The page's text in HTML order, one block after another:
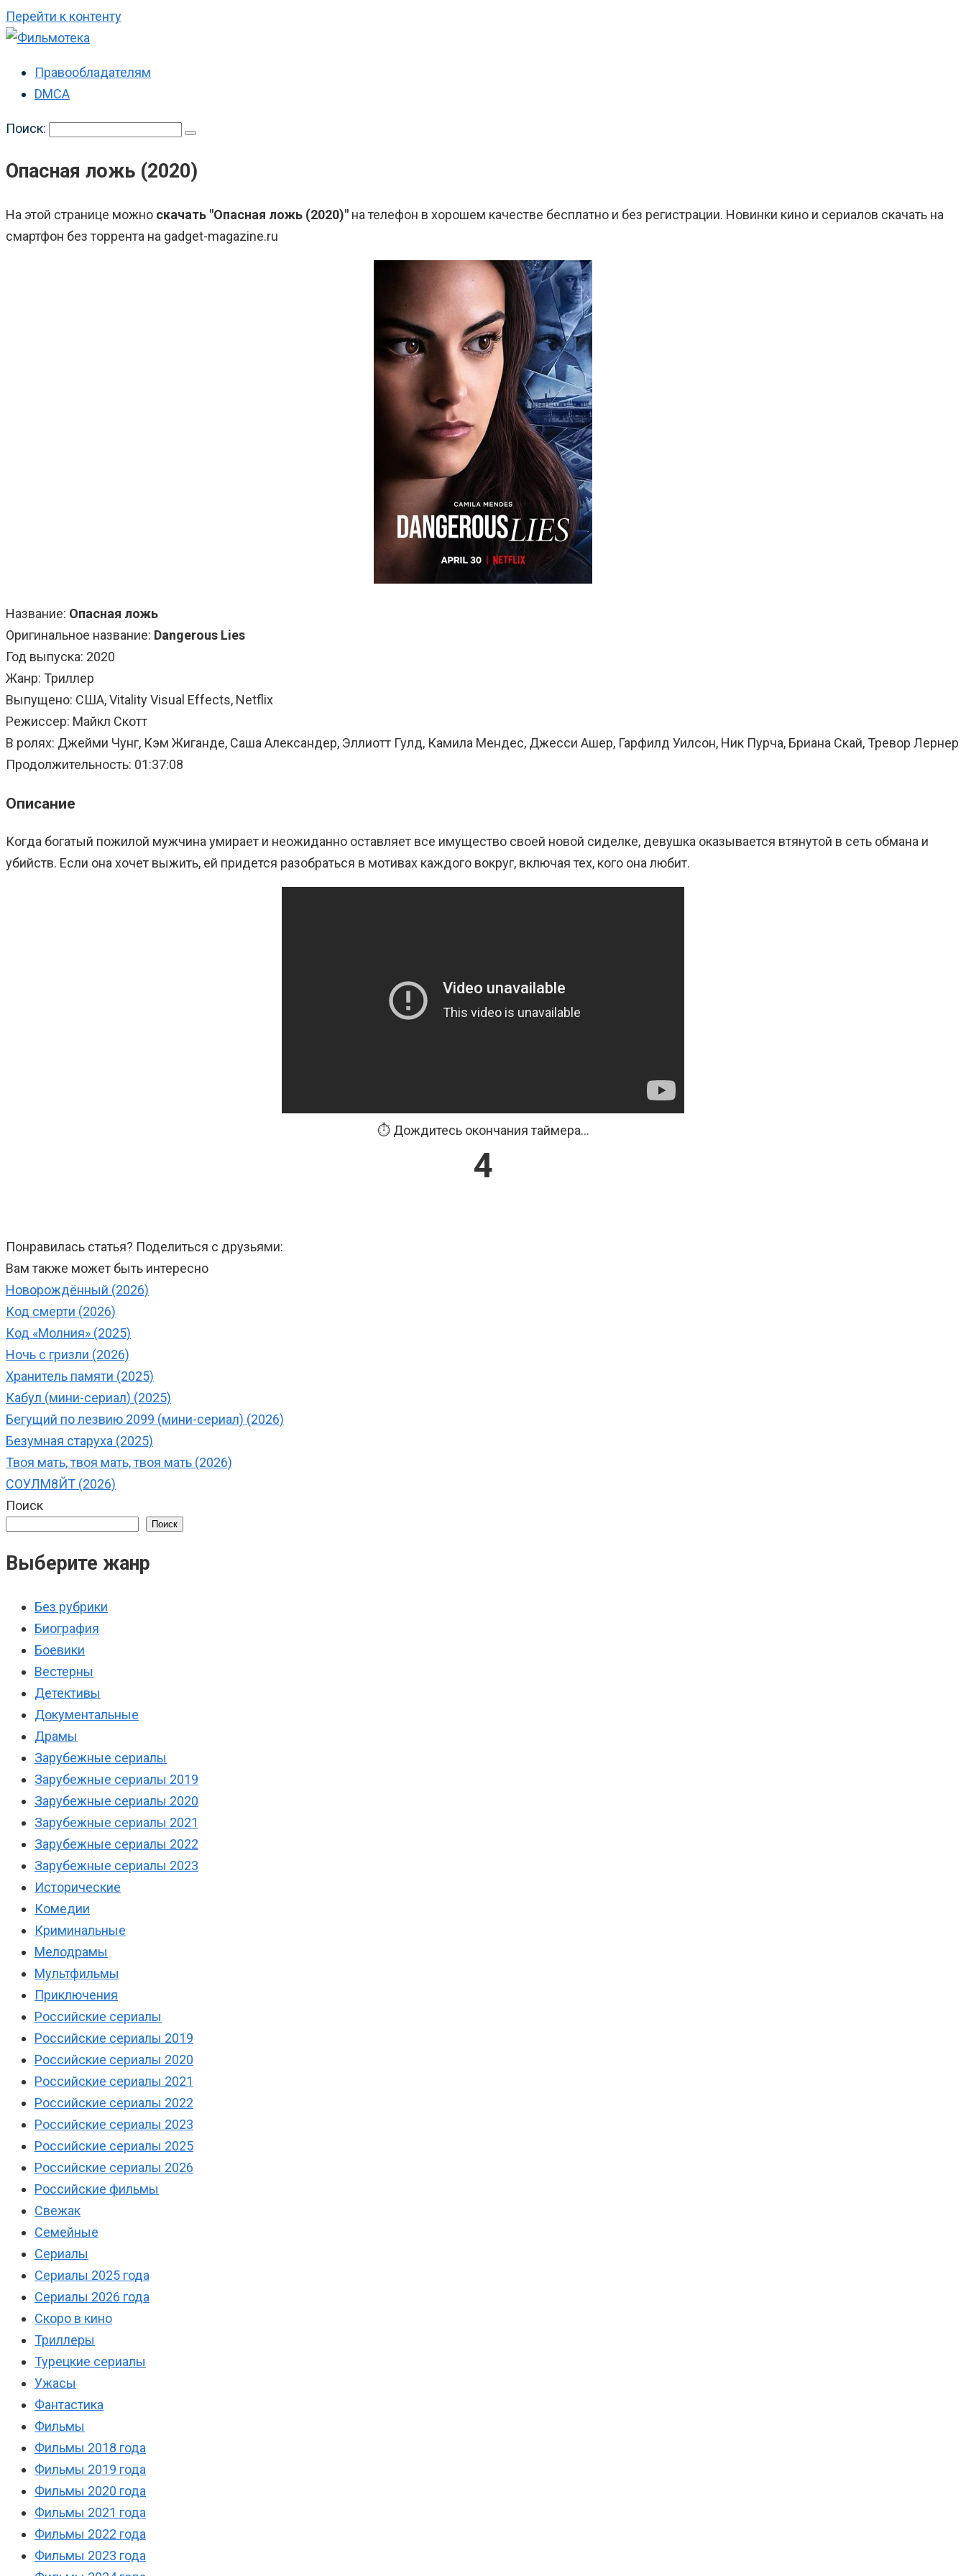
Перейти к контенту
Правообладателям
DMCA
Поиск:
Опасная ложь (2020)
На этой странице можно скачать "Опасная ложь (2020)" на телефон в хорошем качестве бесплатно и без регистрации. Новинки кино и сериалов скачать на
смартфон без торрента на gadget-magazine.ru
Название: Опасная ложь
Оригинальное название: Dangerous Lies
Год выпуска: 2020
Жанр: Триллер
Выпущено: США, Vitality Visual Effects, Netflix
Режиссер: Майкл Скотт
В ролях: Джейми Чунг, Кэм Жиганде, Саша Александер, Эллиотт Гулд, Камила Мендес, Джесси Ашер, Гарфилд Уилсон, Ник Пурча, Бриана Скай, Тревор Лернер
Продолжительность: 01:37:08
Описание
Когда богатый пожилой мужчина умирает и неожиданно оставляет все имущество своей новой сиделке, девушка оказывается втянутой в сеть обмана и
убийств. Если она хочет выжить, ей придется разобраться в мотивах каждого вокруг, включая тех, кого она любит.
⏱️ Дождитесь окончания таймера...
3
Понравилась статья? Поделиться с друзьями:
Вам также может быть интересно
Новорождённый (2026)
Код смерти (2026)
Код «Молния» (2025)
Ночь с гризли (2026)
Хранитель памяти (2025)
Кабул (мини-сериал) (2025)
Бегущий по лезвию 2099 (мини-сериал) (2026)
Безумная старуха (2025)
Твоя мать, твоя мать, твоя мать (2026)
СОУЛМ8ЙТ (2026)
Поиск
Поиск
Выберите жанр
Без рубрики
Биография
Боевики
Вестерны
Детективы
Документальные
Драмы
Зарубежные сериалы
Зарубежные сериалы 2019
Зарубежные сериалы 2020
Зарубежные сериалы 2021
Зарубежные сериалы 2022
Зарубежные сериалы 2023
Исторические
Комедии
Криминальные
Мелодрамы
Мультфильмы
Приключения
Российские сериалы
Российские сериалы 2019
Российские сериалы 2020
Российские сериалы 2021
Российские сериалы 2022
Российские сериалы 2023
Российские сериалы 2025
Российские сериалы 2026
Российские фильмы
Свежак
Семейные
Сериалы
Сериалы 2025 года
Сериалы 2026 года
Скоро в кино
Триллеры
Турецкие сериалы
Ужасы
Фантастика
Фильмы
Фильмы 2018 года
Фильмы 2019 года
Фильмы 2020 года
Фильмы 2021 года
Фильмы 2022 года
Фильмы 2023 года